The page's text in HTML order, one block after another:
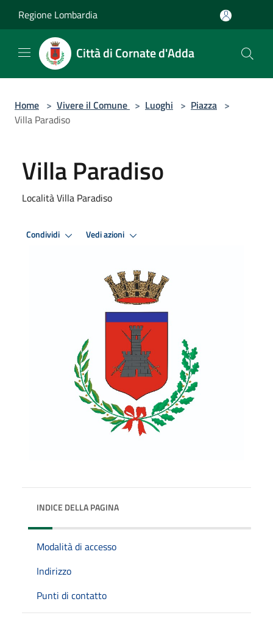
Regione Lombardia
Città di Cornate d'Adda
Home > Vivere il Comune > Luoghi > Piazza >
Villa Paradiso
Villa Paradiso
Località Villa Paradiso
Condividi Vedi azioni
INDICE DELLA PAGINA
Modalità di accesso
Indirizzo
Punti di contatto